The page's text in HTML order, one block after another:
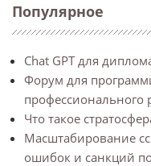
Популярное
Chat GPT для
Форум для
профессионального
Что такое
Масштабирование
ошибок и санкций